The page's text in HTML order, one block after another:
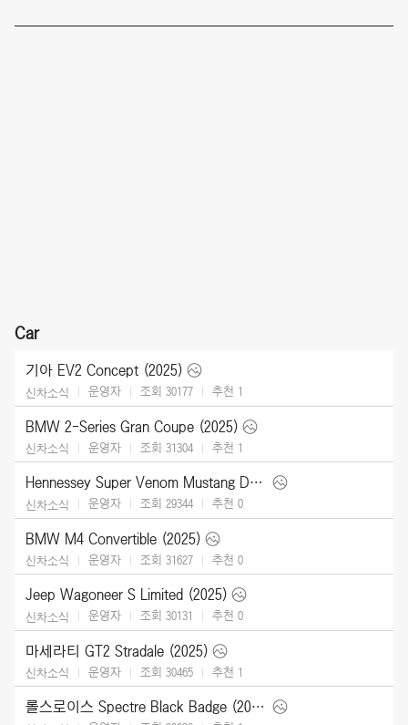
Car
기아 EV2 Concept (2025)
신차소식 운영자 조회 30177 추천 1
BMW 2-Series Gran Coupe (2025)
신차소식 운영자 조회 31304 추천 1
Hennessey Super Venom Mustang Dark Horse (2025)
신차소식 운영자 조회 29344 추천 0
BMW M4 Convertible (2025)
신차소식 운영자 조회 31627 추천 0
Jeep Wagoneer S Limited (2025)
신차소식 운영자 조회 30131 추천 0
마세라티 GT2 Stradale (2025)
신차소식 운영자 조회 30465 추천 1
롤스로이스 Spectre Black Badge (2026)